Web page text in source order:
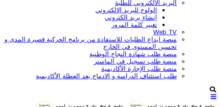
البريد الالكتروني للطلبة
الولوج للبريد الالكتروني
إنشاء بريد الكتروني
تغيير كلمة المرور
Web TV
منصة ايداع الطلبات للاستفادة من برنامج الحركية قصيرة المدى و
تحسين المستوى في الخارج
منصة طلب شهادة النجاح الوطنية
منصة طلب تسجيل في الماستر
منصة طلب الإجازة الأكاديمية
طلب استئناف الدراسة و الادماج بعد العطلة الأكاديمية